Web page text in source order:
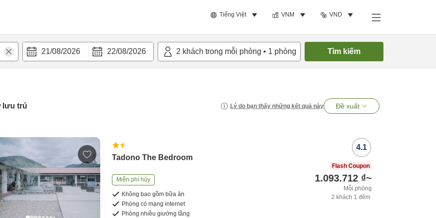
Tiếng Việt VNM VND
21/08/2026 22/08/2026 2 khách trong mỗi phòng • 1 phòng Tìm kiếm
lưu trú Lý do bạn thấy những kết quả này Đề xuất
Tadono The Bedroom
Miễn phí hủy
Không bao gồm bữa ăn
Phòng có mạng internet
Phòng nhiều giường tầng
4.1
Flash Coupon
1.093.712 ₫~
Mỗi phòng
2 khách 1 đêm